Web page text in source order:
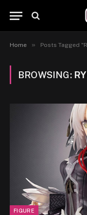
Home » Posts Tagged
BROWSING:
FIGURE